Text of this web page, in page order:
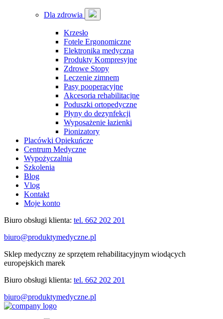
Dla zdrowia
Krzesło
Fotele Ergonomiczne
Elektronika medyczna
Produkty Kompresyjne
Zdrowe Stopy
Leczenie zimnem
Pasy pooperacyjne
Akcesoria rehabilitacjne
Poduszki ortopedyczne
Płyny do dezynfekcji
Wyposażenie łazienki
Pionizatory
Placówki Opiekuńcze
Centrum Medyczne
Wypożyczalnia
Szkolenia
Blog
Vlog
Kontakt
Moje konto
Biuro obsługi klienta: tel. 662 202 201
biuro@produktymedyczne.pl
Sklep medyczny ze sprzętem rehabilitacyjnym wiodących
europejskich marek
Biuro obsługi klienta: tel. 662 202 201
biuro@produktymedyczne.pl